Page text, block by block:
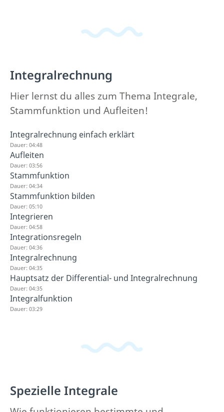
Integralrechnung
Hier lernst du alles zum Thema Integrale,
Stammfunktion und Aufleiten!
Integralrechnung einfach erklärt
Dauer: 04:48
Aufleiten
Dauer: 03:56
Stammfunktion
Dauer: 04:34
Stammfunktion bilden
Dauer: 05:10
Integrieren
Dauer: 04:58
Integrationsregeln
Dauer: 04:36
Integralrechnung
Dauer: 04:35
Hauptsatz der Differential- und Integralrechnung
Dauer: 04:35
Integralfunktion
Dauer: 03:29
Spezielle Integrale